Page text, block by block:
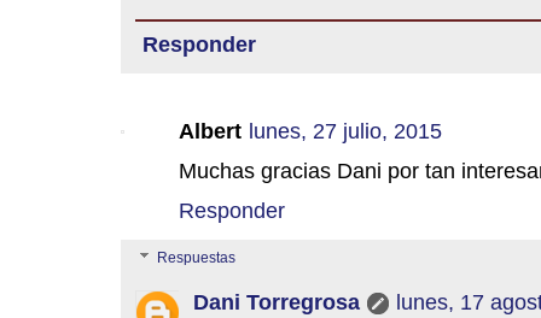
Responder
Albert lunes, 27 julio, 2015
Muchas gracias Dani por tan
Responder
Respuestas
Dani Torregrosa
lunes, 17